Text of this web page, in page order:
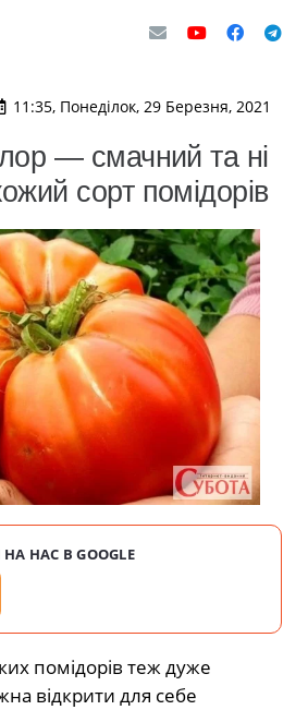
11:35, Понеділок, 29 Березня, 2021
— смачний та ні
сорт помідорів
НАС В GOOGLE
помідорів теж дуже
відкрити для себе